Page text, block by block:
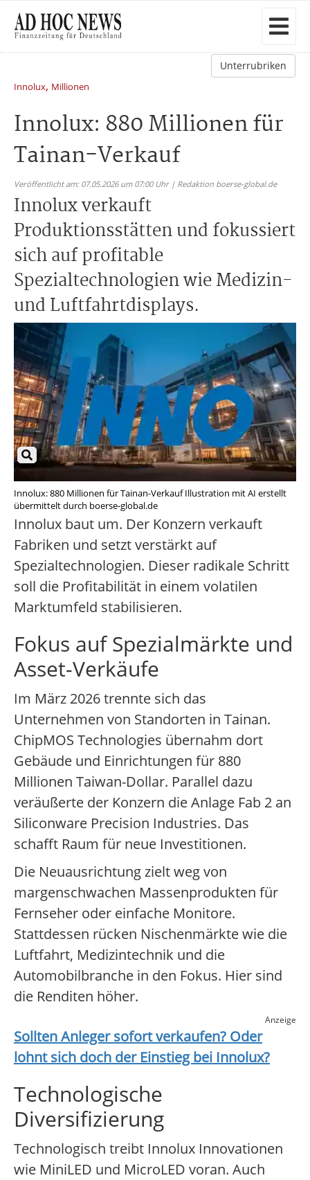
Unterrubriken
Innolux, Millionen
Innolux: 880 Millionen für
Tainan-Verkauf
Veröffentlicht am: 07.05.2026 um 07:00 Uhr | Redaktion boerse-global.de
Innolux verkauft
Produktionsstätten und fokussiert
sich auf profitable
Spezialtechnologien wie Medizin-
und Luftfahrtdisplays.
Innolux: 880 Millionen für Tainan-Verkauf Illustration mit AI erstellt
übermittelt durch boerse-global.de
Innolux baut um. Der Konzern verkauft
Fabriken und setzt verstärkt auf
Spezialtechnologien. Dieser radikale Schritt
soll die Profitabilität in einem volatilen
Marktumfeld stabilisieren.
Fokus auf Spezialmärkte und
Asset-Verkäufe
Im März 2026 trennte sich das
Unternehmen von Standorten in Tainan.
ChipMOS Technologies übernahm dort
Gebäude und Einrichtungen für 880
Millionen Taiwan-Dollar. Parallel dazu
veräußerte der Konzern die Anlage Fab 2 an
Siliconware Precision Industries. Das
schafft Raum für neue Investitionen.
Die Neuausrichtung zielt weg von
margenschwachen Massenprodukten für
Fernseher oder einfache Monitore.
Stattdessen rücken Nischenmärkte wie die
Luftfahrt, Medizintechnik und die
Automobilbranche in den Fokus. Hier sind
die Renditen höher.
Anzeige
Sollten Anleger sofort verkaufen? Oder
lohnt sich doch der Einstieg bei Innolux?
Technologische
Diversifizierung
Technologisch treibt Innolux Innovationen
wie MiniLED und MicroLED voran. Auch